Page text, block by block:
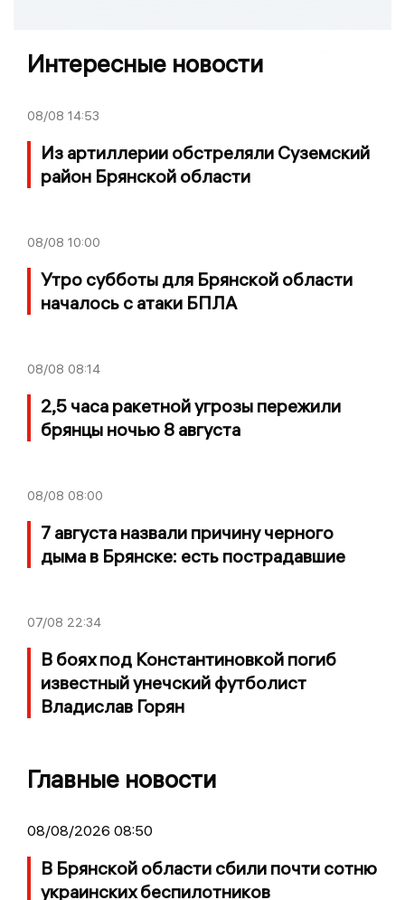
Интересные новости
08/08 14:53
Из артиллерии обстреляли Суземский
район Брянской области
08/08 10:00
Утро субботы для Брянской области
началось с атаки БПЛА
08/08 08:14
2,5 часа ракетной угрозы пережили
брянцы ночью 8 августа
08/08 08:00
7 августа назвали причину черного
дыма в Брянске: есть пострадавшие
07/08 22:34
В боях под Константиновкой погиб
известный унечский футболист
Владислав Горян
Главные новости
08/08/2026 08:50
В Брянской области сбили почти сотню
украинских беспилотников